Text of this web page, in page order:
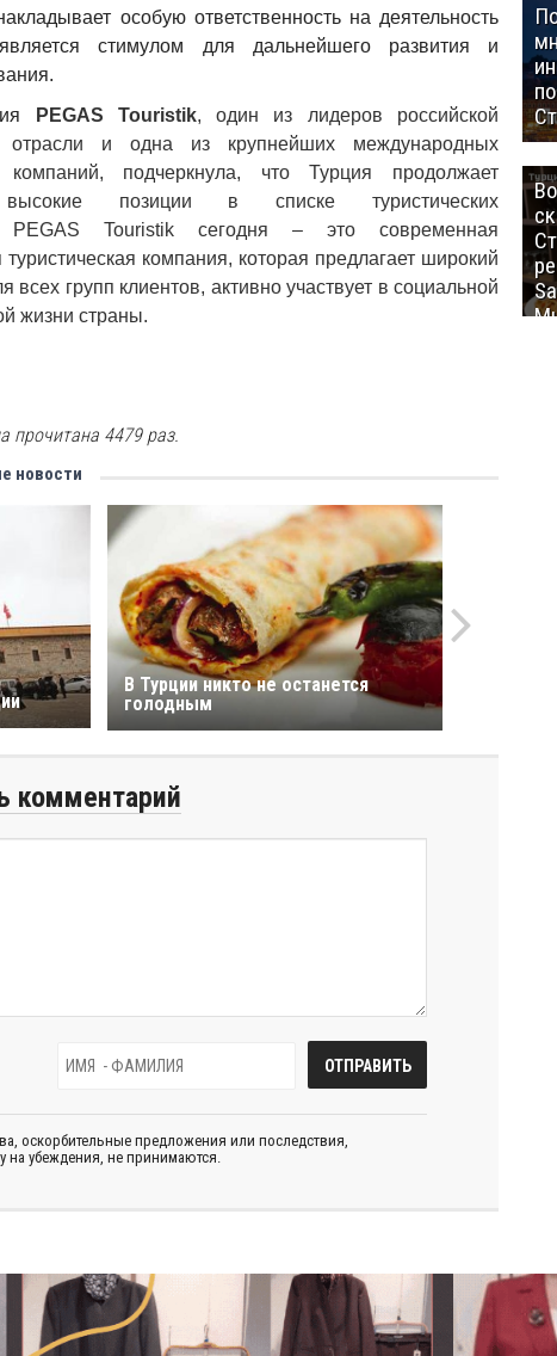
особую ответственность на деятельность
стимулом для дальнейшего развития и
PEGAS Touristik, один из лидеров российской
отрасли и одна из крупнейших международных
компаний, подчеркнула, что Турция продолжает
высокие позиции в списке туристических
PEGAS Touristik сегодня – это современная
компания, которая предлагает широкий
всех групп клиентов, активно участвует в социальной
жизни страны.
прочитана 4479 раз.
новости
В Турции никто не останется
голодным
комментарий
оскорбительные предложения или последствия,
убеждения, не принимаются.